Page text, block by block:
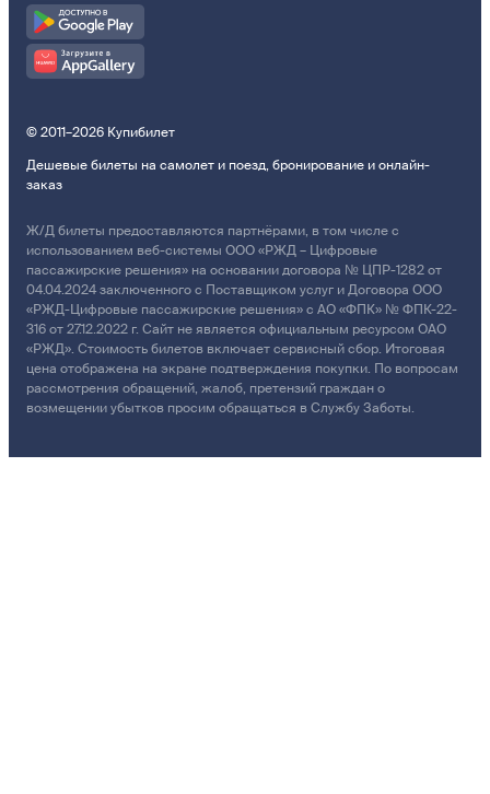
© 2011–2026 Купибилет
Дешевые билеты на самолет и поезд, бронирование и онлайн-
заказ
Ж/Д билеты предоставляются партнёрами, в том числе с
использованием веб-системы ООО «РЖД – Цифровые
пассажирские решения» на основании договора № ЦПР-1282 от
04.04.2024 заключенного с Поставщиком услуг и Договора ООО
«РЖД-Цифровые пассажирские решения» с АО «ФПК» № ФПК-22-
316 от 27.12.2022 г. Сайт не является официальным ресурсом ОАО
«РЖД». Стоимость билетов включает сервисный сбор. Итоговая
цена отображена на экране подтверждения покупки. По вопросам
рассмотрения обращений, жалоб, претензий граждан о
возмещении убытков просим обращаться в Службу Заботы.